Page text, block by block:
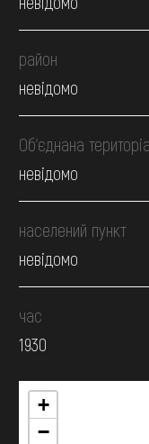
район
невідомо
Об’єднана
невідомо
населений пункт
невідомо
час
1930
+
−